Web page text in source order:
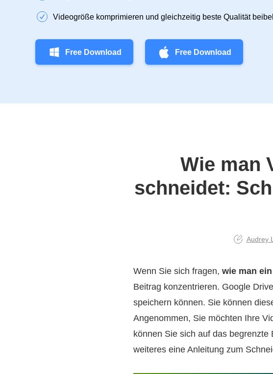
Videogröße komprimieren und gleichzeitig beste Qualität
Free Download Free Download
Wie man
schneidet:
Audrey
Wenn Sie sich fragen, wie man
Beitrag konzentrieren. Google
speichern können. Sie können
Angenommen, Sie möchten Ihre
können Sie sich auf das
weiteres eine Anleitung zum